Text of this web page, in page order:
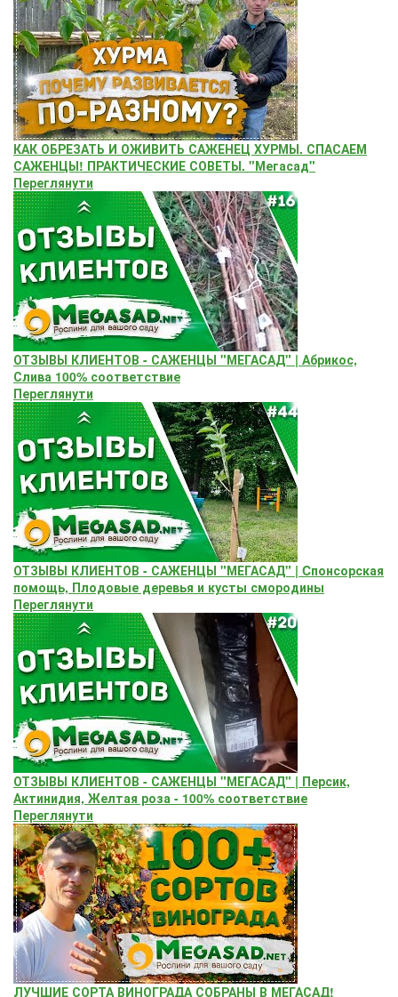
КАК ОБРЕЗАТЬ И ОЖИВИТЬ САЖЕНЕЦ ХУРМЫ. СПАСАЕМ
САЖЕНЦЫ! ПРАКТИЧЕСКИЕ СОВЕТЫ. "Мегасад"
Переглянути
ОТЗЫВЫ КЛИЕНТОВ - САЖЕНЦЫ "МЕГАСАД" | Абрикос,
Слива 100% соответствие
Переглянути
ОТЗЫВЫ КЛИЕНТОВ - САЖЕНЦЫ "МЕГАСАД" | Cпонсорская
помощь, Плодовые деревья и кусты смородины
Переглянути
ОТЗЫВЫ КЛИЕНТОВ - САЖЕНЦЫ "МЕГАСАД" | Персик,
Актинидия, Желтая роза - 100% соответствие
Переглянути
ЛУЧШИЕ СОРТА ВИНОГРАДА СОБРАНЫ В МЕГАСАД!